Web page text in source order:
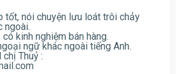
tốt, nói chuyện lưu loát trôi chảy
ngoài.
kinh nghiệm bán hàng.
ngữ khác ngoài tiếng Anh.
Thuỷ :